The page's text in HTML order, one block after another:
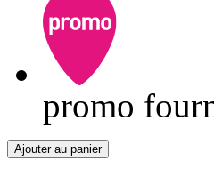
promo
Ajouter au panier